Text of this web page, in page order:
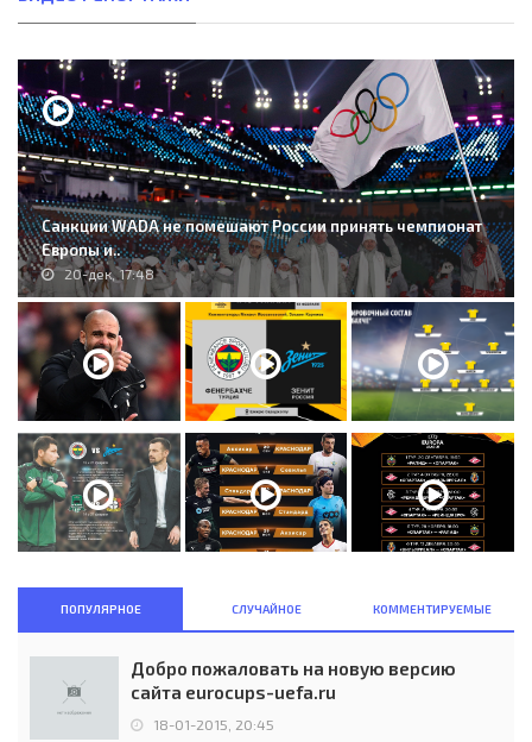
Санкции WADA не помешают России принять чемпионат
Европы и..
20-дек, 17:48
ПОПУЛЯРНОЕ СЛУЧАЙНОЕ КОММЕНТИРУЕМЫЕ
Добро пожаловать на новую версию
сайта eurocups-uefa.ru
18-01-2015, 20:45